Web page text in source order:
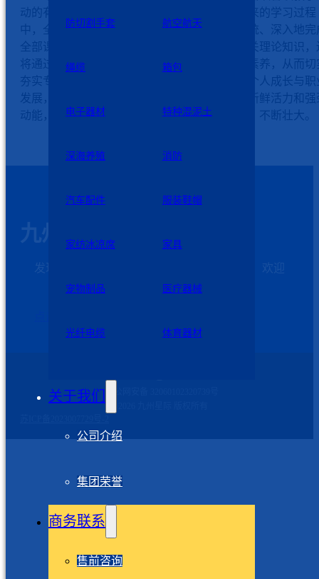
防切割手套 航空航天
绳缆 箱包
电子器材 特种混泥土
深海养殖 消防
汽车配件 服装鞋帽
家纺冰凉席 家具
宠物制品 医疗器械
光纤电缆 体育器材
关于我们
公司介绍
集团荣誉
商务联系
售前咨询
动的有序、高效开展奠定了坚实基础。在接下来的学习过程
中，全体学员将严格按照既定的教学计划，系统、深入地完
全部课程内容的学习任务，不仅要全面掌握相关理论知识，
将通过实践训练不断提升实际操作能力和综合素养，从而切
夯实专业能力基础。这一过程不仅有助于学员个人成长与职
发展，也将为企业未来的高质量发展持续注入新鲜活力和强
动能，助力企业在激烈的市场竞争中稳步前行、不断壮大。
九州星际科技
发现需求和解决问题是我们发展的第一动力，欢迎
客户加强与我们的沟通